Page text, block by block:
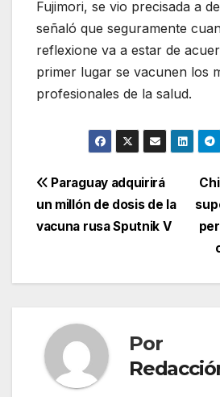
Fujimori, se vio precisada a
señaló que seguramente
reflexione va a estar de
primer lugar se vacunen los
profesionales de la salud.
Navegación
de
Paraguay adquirirá
un millón de dosis de la
vacuna rusa Sputnik V
Por